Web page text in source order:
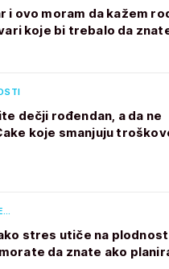
i ovo moram da kažem
koje bi trebalo da
dečji rođendan, a da ne
koje smanjuju
stres utiče na plodnost
da znate ako